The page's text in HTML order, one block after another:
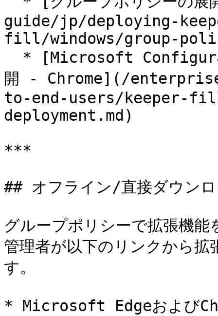
guide/jp/deploying-
fill/windows/group-
開 - Chrome](/
to-end-users/keeper-
deployment.md)
***
## オフライン/直接ダウン
グループポリシーで拡張機能
管理者が以下のリンクから
す。
* Microsoft Edgeおよび